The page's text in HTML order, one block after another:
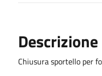
Descrizione
Chiusura sportello per